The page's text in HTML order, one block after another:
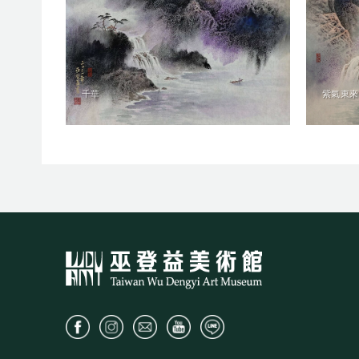
千華 紫氣東來